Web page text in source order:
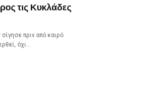
τις Κυκλάδες
πριν από καιρό
όχι…